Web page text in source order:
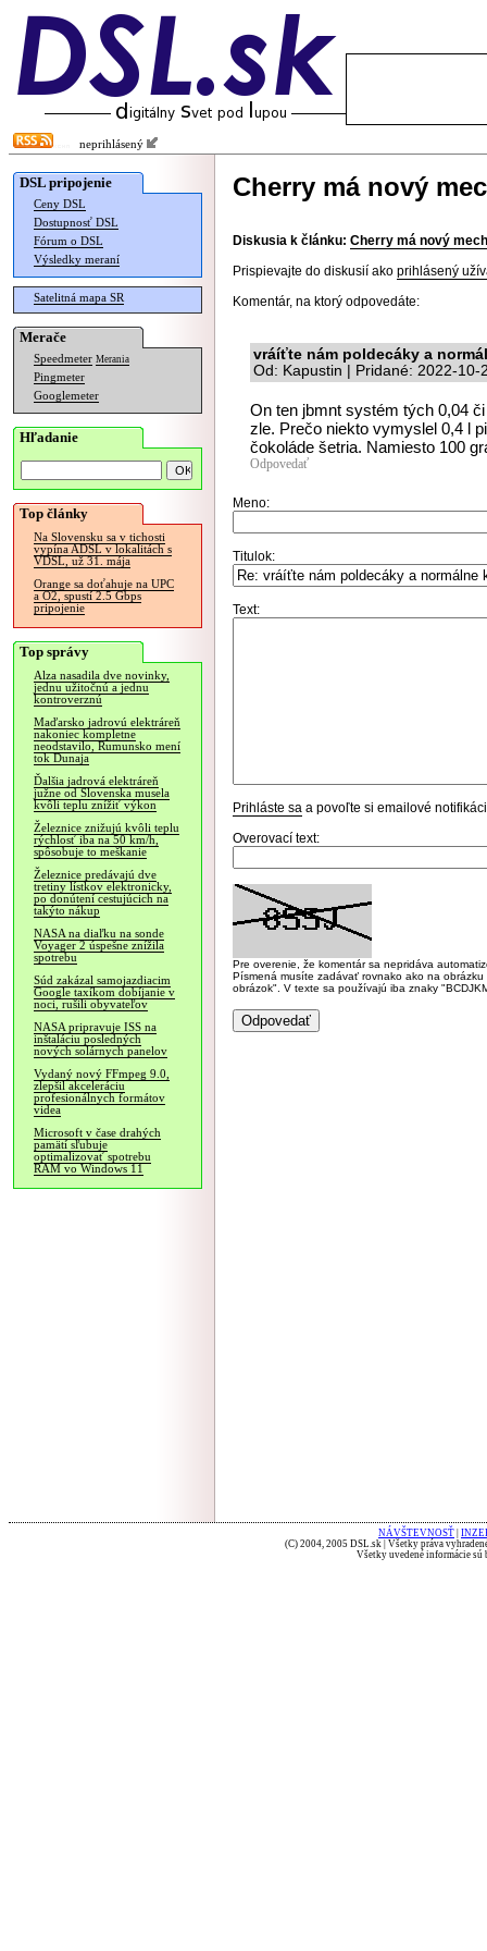
neprihlásený
DSL pripojenie
Ceny DSL
Dostupnosť DSL
Fórum o DSL
Výsledky meraní
Satelitná mapa SR
Merače
Speedmeter Merania
Pingmeter
Googlemeter
Hľadanie
Top články
Na Slovensku sa v tichosti
vypína ADSL v lokalitách s
VDSL, už 31. mája
Orange sa doťahuje na UPC
a O2, spustí 2.5 Gbps
pripojenie
Top správy
Alza nasadila dve novinky,
jednu užitočnú a jednu
kontroverznú
Maďarsko jadrovú elektráreň
nakoniec kompletne
neodstavilo, Rumunsko mení
tok Dunaja
Ďalšia jadrová elektráreň
južne od Slovenska musela
kvôli teplu znížiť výkon
Železnice znižujú kvôli teplu
rýchlosť iba na 50 km/h,
spôsobuje to meškanie
Železnice predávajú dve
tretiny lístkov elektronicky,
po donútení cestujúcich na
takýto nákup
NASA na diaľku na sonde
Voyager 2 úspešne znížila
spotrebu
Súd zakázal samojazdiacim
Google taxíkom dobíjanie v
noci, rušili obyvateľov
NASA pripravuje ISS na
inštaláciu posledných
nových solárnych panelov
Vydaný nový FFmpeg 9.0,
zlepšil akceleráciu
profesionálnych formátov
videa
Microsoft v čase drahých
pamätí sľubuje
optimalizovať spotrebu
RAM vo Windows 11
Cherry má nový
Diskusia k článku: Cherry má nový
Prispievajte do diskusií ako prihlásený
Komentár, na ktorý odpovedáte:
vráíťte nám poldecáky a
Od: Kapustin | Pridané: 2022-10-
On ten jbmnt systém tých 0,04
zle. Prečo niekto vymyslel 0,4 l
čokoláde šetria. Namiesto 100
Odpovedať
Meno:
Titulok:
Text:
Prihláste sa a povoľte si emailové
Overovací text:
Pre overenie, že komentár sa nepridáva
Písmená musíte zadávať rovnako ako na
obrázok". V texte sa používajú iba znaky
NÁVŠTEVNOSŤ
(C) 2004, 2005 DSL.sk | Všetky práva
Všetky uvedené informácie sú